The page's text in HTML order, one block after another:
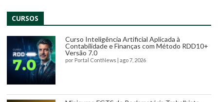
CURSOS
Curso Inteligência Artificial Aplicada à
Contabilidade e Finanças com Método RDD10+
Versão 7.0
por Portal ContNews ago 7, 2026